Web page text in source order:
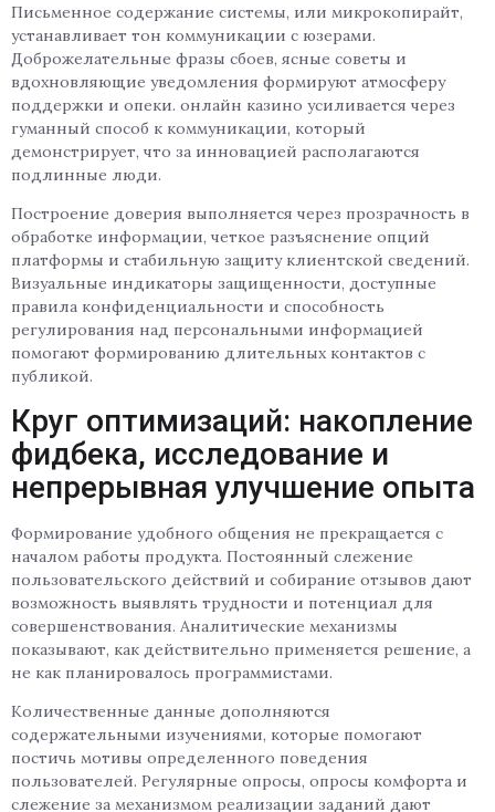
Письменное содержание системы, или микрокопирайт,
устанавливает тон коммуникации с юзерами.
Доброжелательные фразы сбоев, ясные советы и
вдохновляющие уведомления формируют атмосферу
поддержки и опеки. онлайн казино усиливается через
гуманный способ к коммуникации, который
демонстрирует, что за инновацией располагаются
подлинные люди.
Построение доверия выполняется через прозрачность в
обработке информации, четкое разъяснение опций
платформы и стабильную защиту клиентской сведений.
Визуальные индикаторы защищенности, доступные
правила конфиденциальности и способность
регулирования над персональными информацией
помогают формированию длительных контактов с
публикой.
Круг оптимизаций: накопление
фидбека, исследование и
непрерывная улучшение опыта
Формирование удобного общения не прекращается с
началом работы продукта. Постоянный слежение
пользовательского действий и собирание отзывов дают
возможность выявлять трудности и потенциал для
совершенствования. Аналитические механизмы
показывают, как действительно применяется решение, а
не как планировалось программистами.
Количественные данные дополняются
содержательными изучениями, которые помогают
постичь мотивы определенного поведения
пользователей. Регулярные опросы, опросы комфорта и
слежение за механизмом реализации заданий дают